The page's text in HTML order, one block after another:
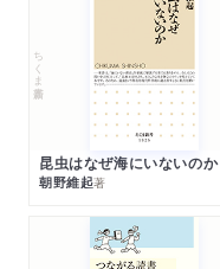
ちくま新書
昆虫はなぜ海にいないのか
朝野維起著